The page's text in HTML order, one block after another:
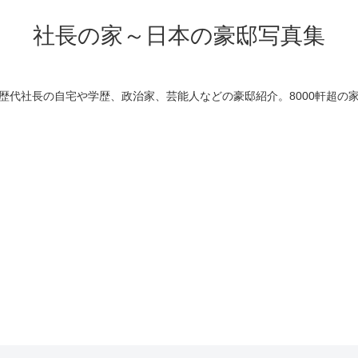
社長の家～日本の豪邸写真集
代社長の自宅や学歴、政治家、芸能人などの豪邸紹介。8000軒超の家